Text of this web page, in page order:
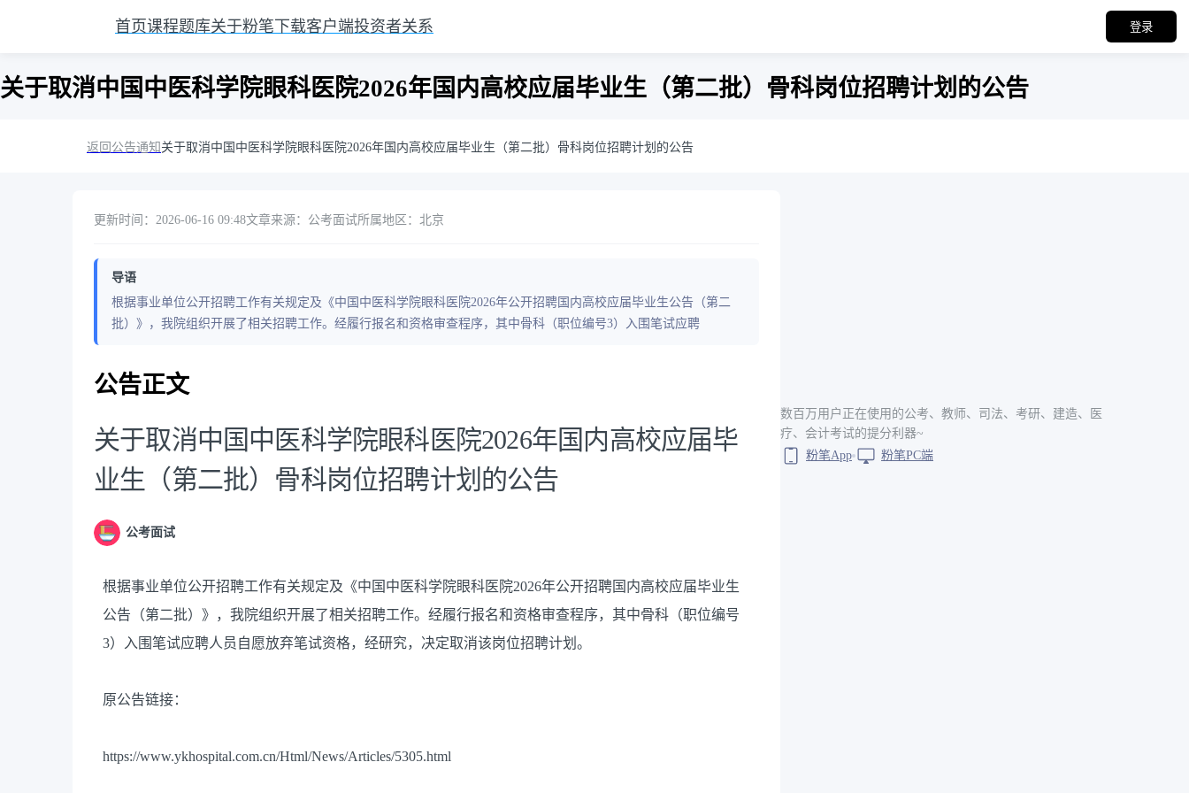
首页课程题库关于粉笔 下载客户端投资者关系 登录
关于取消中国中医科学院眼科医院2026年国内高校应届毕业生（第二批）骨科岗位招聘计划的公告
返回公告通知 关于取消中国中医科学院眼科医院2026年国内高校应届毕业生（第二批）骨科岗位招聘计划的公告
更新时间：2026-06-16 09:48文章来源：公考面试所属地区：北京
导语
根据事业单位公开招聘工作有关规定及《中国中医科学院眼科医院2026年公开招聘国内高校应届毕业生公告（第二
批）》，我院组织开展了相关招聘工作。经履行报名和资格审查程序，其中骨科（职位编号3）入围笔试应聘
公告正文
关于取消中国中医科学院眼科医院2026年国内高校应届毕
业生（第二批）骨科岗位招聘计划的公告
公考面试
根据事业单位公开招聘工作有关规定及《中国中医科学院眼科医院2026年公开招聘国内高校应届毕业生
公告（第二批）》，我院组织开展了相关招聘工作。经履行报名和资格审查程序，其中骨科（职位编号
3）入围笔试应聘人员自愿放弃笔试资格，经研究，决定取消该岗位招聘计划。
原公告链接：
https://www.ykhospital.com.cn/Html/News/Articles/5305.html
数百万用户正在使用的公考、教师、司法、考研、建造、医
疗、会计考试的提分利器~
粉笔App
粉笔PC端